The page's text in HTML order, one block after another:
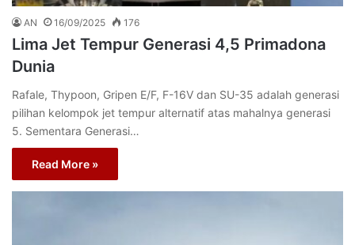
AN 16/09/2025 176
Lima Jet Tempur Generasi 4,5 Primadona
Dunia
Rafale, Thypoon, Gripen E/F, F-16V dan SU-35 adalah generasi
pilihan kelompok jet tempur alternatif atas mahalnya generasi
5. Sementara Generasi…
Read More »